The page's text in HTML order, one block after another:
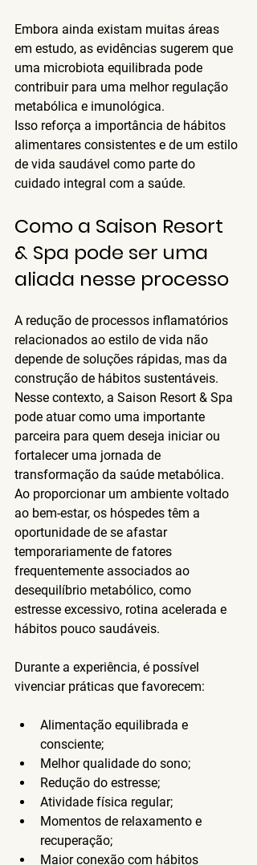
Embora ainda existam muitas áreas
em estudo, as evidências sugerem que
uma microbiota equilibrada pode
contribuir para uma melhor regulação
metabólica e imunológica.
Isso reforça a importância de hábitos
alimentares consistentes e de um estilo
de vida saudável como parte do
cuidado integral com a saúde.
Como a Saison Resort
& Spa pode ser uma
aliada nesse processo
A redução de processos inflamatórios
relacionados ao estilo de vida não
depende de soluções rápidas, mas da
construção de hábitos sustentáveis.
Nesse contexto, a Saison Resort & Spa
pode atuar como uma importante
parceira para quem deseja iniciar ou
fortalecer uma jornada de
transformação da saúde metabólica.
Ao proporcionar um ambiente voltado
ao bem-estar, os hóspedes têm a
oportunidade de se afastar
temporariamente de fatores
frequentemente associados ao
desequilíbrio metabólico, como
estresse excessivo, rotina acelerada e
hábitos pouco saudáveis.
Durante a experiência, é possível
vivenciar práticas que favorecem:
Alimentação equilibrada e
consciente;
Melhor qualidade do sono;
Redução do estresse;
Atividade física regular;
Momentos de relaxamento e
recuperação;
Maior conexão com hábitos